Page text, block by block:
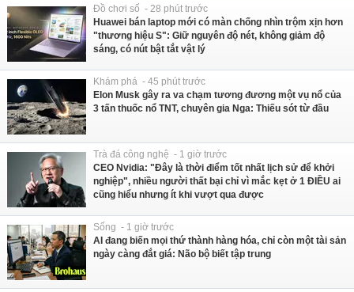
Đồ chơi số - 28 phút trước
Huawei bán laptop mới có màn chống nhìn trộm xịn hơn
"thương hiệu S": Giữ nguyên độ nét, không giảm độ
sáng, có nút bật tắt vật lý
Khám phá - 45 phút trước
Elon Musk gây ra va chạm tương đương một vụ nổ của
3 tấn thuốc nổ TNT, chuyên gia Nga: Thiếu sót từ đầu
Trà đá công nghệ - 1 giờ trước
CEO Nvidia: "Đây là thời điểm tốt nhất lịch sử để khởi
nghiệp", nhiều người thất bại chỉ vì mắc kẹt ở 1 ĐIỀU ai
cũng hiểu nhưng ít khi vượt qua được
Sống - 1 giờ trước
AI đang biến mọi thứ thành hàng hóa, chỉ còn một tài sản
ngày càng đắt giá: Não bộ biết tập trung